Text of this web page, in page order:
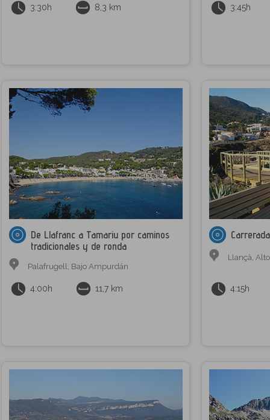
3:30h 8,3 km 3:45h
De Llafranc a Tamariu por caminos
tradicionales y de ronda
Palafrugell, Bajo Ampurdán
4:00h 11,7 km
Llançà,
4:15h